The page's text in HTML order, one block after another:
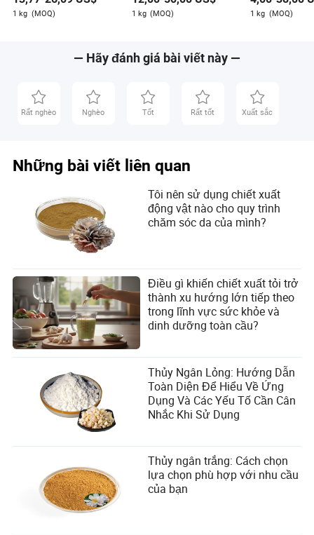
đưa ra quyết định thông minh. Với sự hiểu biết sâu
cho bất kỳ ai tham gia vào lĩnh vực thực phẩm nông
nghiệp. Ngoài các hoạt động chuyên môn, Liam thích
nông nghiệp và luôn gắn bó với những đổi mới trong
ngành.
1 kg (MOQ) 1 kg (MOQ) 1 kg (MOQ)
— Hãy đánh giá bài viết này —
Rất nghèo Nghèo Tốt Rất tốt Xuất sắc
Những bài viết liên quan
Tôi nên sử dụng chiết xuất
động vật nào cho quy trình
chăm sóc da của mình?
Điều gì khiến chiết xuất tỏi trở
thành xu hướng lớn tiếp theo
trong lĩnh vực sức khỏe và
dinh dưỡng toàn cầu?
Thủy Ngân Lỏng: Hướng Dẫn
Toàn Diện Để Hiểu Về Ứng
Dụng Và Các Yếu Tố Cần Cân
Nhắc Khi Sử Dụng
Thủy ngân trắng: Cách chọn
lựa chọn phù hợp với nhu cầu
của bạn